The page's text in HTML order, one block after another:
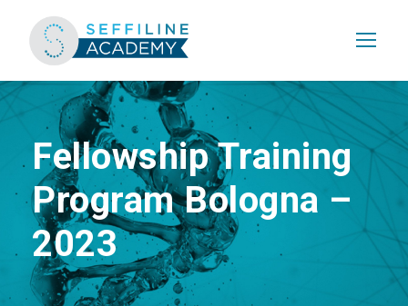
Fellowship Training
Program Bologna –
2023